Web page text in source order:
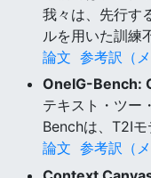
我々は、先行す
ルを用いた訓練
論文 参考訳（メ
OneIG-Bench:
テキスト・ツー
Benchは、T2Iモ
論文 参考訳（メ